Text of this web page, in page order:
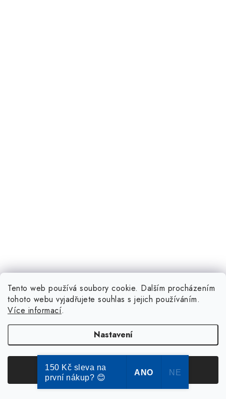
Tento web používá soubory cookie. Dalším procházením
tohoto webu vyjadřujete souhlas s jejich používáním.
Více informací.
Nastavení
Souhlasím
150 Kč sleva na
první nákup? 😊
ANO NE